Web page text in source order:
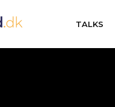
TALKS